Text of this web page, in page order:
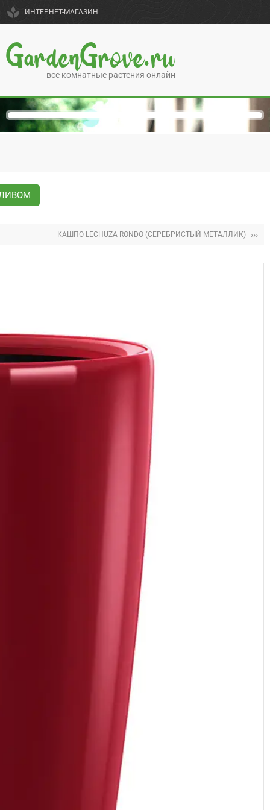
spa ИНТЕРНЕТ-МАГАЗИН
GardenGrove.ru
все комнатные растения онлайн
КАШПО LECHUZA RONDO (СЕРЕБРИСТЫЙ МЕТАЛЛИК) ›››